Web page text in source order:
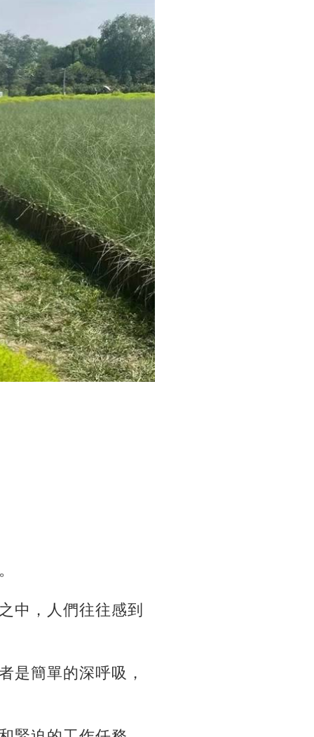
中，人們往往感到
是簡單的深呼吸，